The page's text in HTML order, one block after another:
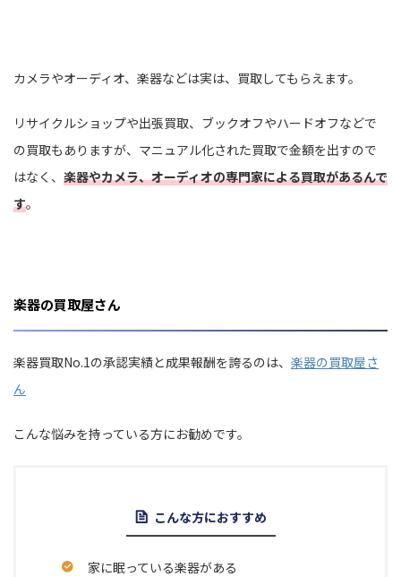
カメラやオーディオ、楽器などは実は、買取してもらえます。
リサイクルショップや出張買取、ブックオフやハードオフなどで
の買取もありますが、マニュアル化された買取で金額を出すので
はなく、 楽器やカメラ、オーディオの専門家による買取があるんで
す。
楽器の買取屋さん
楽器買取No.1の承認実績と成果報酬を誇るのは、 楽器の買取屋さ
ん
こんな悩みを持っている方にお勧めです。
こんな方におすすめ
家に眠っている楽器がある